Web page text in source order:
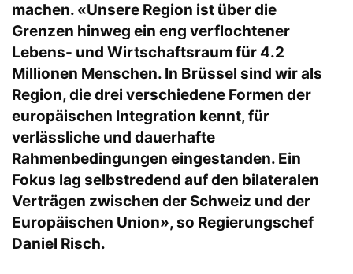
machen. «Unsere Region ist über die
Grenzen hinweg ein eng verflochtener
Lebens- und Wirtschaftsraum für 4.2
Millionen Menschen. In Brüssel sind wir als
Region, die drei verschiedene Formen der
europäischen Integration kennt, für
verlässliche und dauerhafte
Rahmenbedingungen eingestanden. Ein
Fokus lag selbstredend auf den bilateralen
Verträgen zwischen der Schweiz und der
Europäischen Union», so Regierungschef
Daniel Risch.